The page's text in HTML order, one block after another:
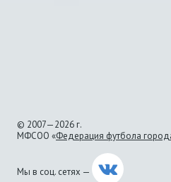
© 2007—2026 г.
МФСОО «Федерация футбола
Мы в соц. сетях —